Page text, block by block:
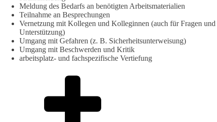
Meldung des Bedarfs an benötigten Arbeitsmaterialien
Teilnahme an Besprechungen
Vernetzung mit Kollegen und Kolleginnen (auch für Fragen und
Unterstützung)
Umgang mit Gefahren (z. B. Sicherheitsunterweisung)
Umgang mit Beschwerden und Kritik
arbeitsplatz- und fachspezifische Vertiefung